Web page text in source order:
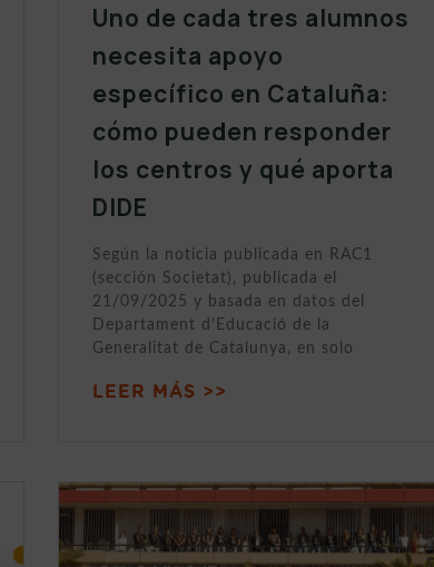
Uno de cada tres alumnos
necesita apoyo
específico en Cataluña:
cómo pueden responder
los centros y qué aporta
DIDE
Según la noticia publicada en RAC1
(sección Societat), publicada el
21/09/2025 y basada en datos del
Departament d’Educació de la
Generalitat de Catalunya, en solo
LEER MÁS >>